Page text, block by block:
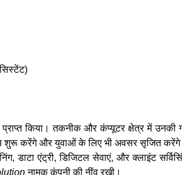
किया। तकनीक और कंप्यूटर क्षेत्र में उनकी
शुरू करेंगे और युवाओं के लिए भी अवसर सृजित
डाटा एंट्री, डिजिटल सेवाएं, और क्लाइंट
नामक कंपनी की नींव रखी।